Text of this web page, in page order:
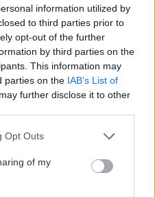
information utilized by
to third parties prior to
opt-out of the further
by third parties on the
This information may
parties on the IAB’s List of
further disclose it to other
uses one or more Google
behaviour. You may click to
and its third-party tags to
purposes in below Google
Opt Outs
of my
team
2005, βρήκε τον δρόμο της
της Αθήνας, κι από τότε